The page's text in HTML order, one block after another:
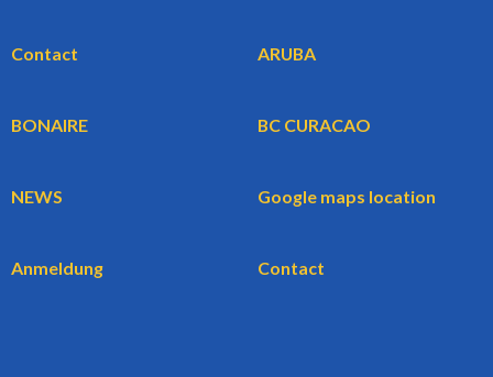
Contact ARUBA
BONAIRE BC CURACAO
NEWS Google maps location
Anmeldung Contact